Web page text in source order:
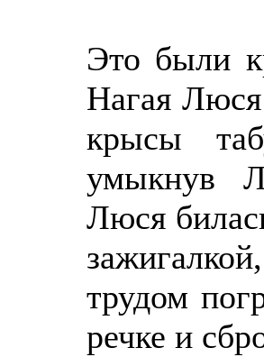
Это были
Нагая
крысы
умыкнув
Люся
трудом
речке и